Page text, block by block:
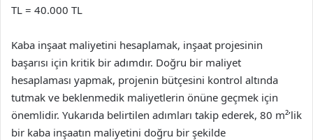
TL = 40.000 TL
Kaba inşaat maliyetini hesaplamak, inşaat projesinin
başarısı için kritik bir adımdır. Doğru bir maliyet
hesaplaması yapmak, projenin bütçesini kontrol altında
tutmak ve beklenmedik maliyetlerin önüne geçmek için
önemlidir. Yukarıda belirtilen adımları takip ederek, 80 m²’lik
bir kaba inşaatın maliyetini doğru bir şekilde